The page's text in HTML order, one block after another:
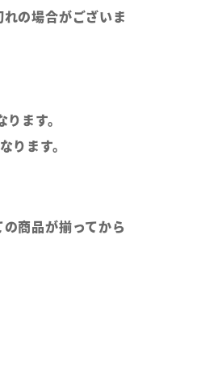
の場合がございま
ます。
ります。
商品が揃ってから